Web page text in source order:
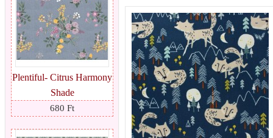
Plentiful- Citrus Harmony
Shade
680 Ft